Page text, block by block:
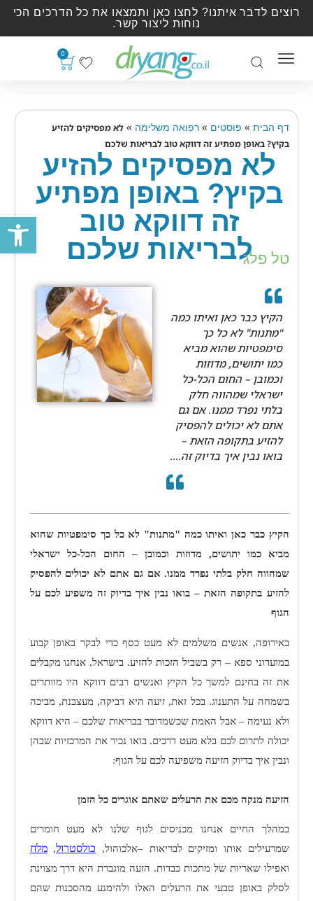
פתח
רוצים לדבר איתנו? לחצו כאן ותמצאו את כל הדרכים הכי
נוחות ליצור קשר.
0
דף הבית » פוסטים »רפואה משלימה »לא מפסיקים להזיע
בקיץ? באופן מפתיע זה דווקא טוב לבריאות שלכם
לא מפסיקים להזיע
בקיץ? באופן מפתיע
זה דווקא טוב
לבריאות שלכםטל פלג
הקיץ כבר כאן ואיתו כמה
"מתנות" לא כל כך
סימפטיות שהוא מביא
כמו יתושים, מדוזות
וכמובן – החום הכל-כל
ישראלי שמהווה חלק
בלתי נפרד ממנו. אם גם
אתם לא יכולים להפסיק
להזיע בתקופה הזאת –
בואו נבין איך בדיוק זה....
הקיץ כבר כאן ואיתו כמה "מתנות" לא כל כך סימפטיות שהוא
מביא כמו יתושים, מדוזות וכמובן – החום הכל-כל ישראלי
שמהווה חלק בלתי נפרד ממנו. אם גם אתם לא יכולים להפסיק
להזיע בתקופה הזאת – בואו נבין איך בדיוק זה משפיע לכם על
הגוף
באירופה, אנשים משלמים לא מעט כסף כדי לבקר באופן קבוע
במועדוני ספא – רק בשביל הזכות להזיע. בישראל, אנחנו מקבלים
את זה בחינם למשך כל הקיץ ואנשים רבים דווקא היו מוותרים
בשמחה על התענוג. בכל זאת, זיעה היא דביקה, מעצבנת, מביכה
ולא נעימה – אבל האמת שכשמדובר בבריאות שלכם – היא דווקא
יכולה לתרום לכם בלא מעט דרכים. בואו נכיר את המרכזיות שבהן
ונבין איך בדיוק הזיעה משפיעה לכם על הגוף:
הזיעה מנקה מכם את הרעלים שאתם אוגרים כל הזמן
במהלך החיים אנחנו מכניסים לגוף שלנו לא מעט חומרים
שמרעילים אותו ומזיקים לבריאות –אלכוהול, כולסטרול,מלח
ואפילו שאריות של מתכות כבדות. הזעה מוגברת היא דרך מצוינת
לסלק באופן טבעי את הרעלים האלו ולהימנע מהסכנות שהם